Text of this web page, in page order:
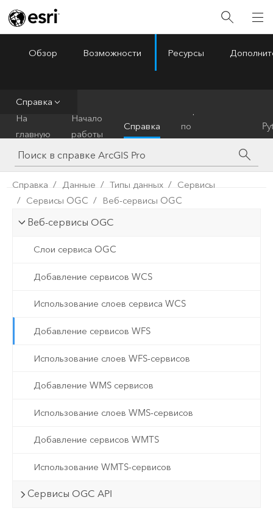
ArcGIS Pro
Обзор Возможности Ресурсы
Справка
На
главную
Начало
работы
Справка
по
инструментам
Справка Данные Типы данных
Сервисы
Сервисы OGC
Веб-сервисы OGC
Веб-сервисы OGC
Слои сервиса OGC
Добавление сервисов WCS
Использование слоев сервиса WCS
Добавление сервисов WFS
Использование слоев WFS-сервисов
Добавление WMS сервисов
Использование слоев WMS-сервисов
Добавление сервисов WMTS
Использование WMTS-сервисов
Сервисы OGC API